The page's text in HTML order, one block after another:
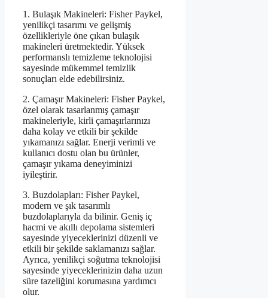
1. Bulaşık Makineleri: Fisher Paykel,
yenilikçi tasarımı ve gelişmiş
özellikleriyle öne çıkan bulaşık
makineleri üretmektedir. Yüksek
performanslı temizleme teknolojisi
sayesinde mükemmel temizlik
sonuçları elde edebilirsiniz.
2. Çamaşır Makineleri: Fisher Paykel,
özel olarak tasarlanmış çamaşır
makineleriyle, kirli çamaşırlarınızı
daha kolay ve etkili bir şekilde
yıkamanızı sağlar. Enerji verimli ve
kullanıcı dostu olan bu ürünler,
çamaşır yıkama deneyiminizi
iyileştirir.
3. Buzdolapları: Fisher Paykel,
modern ve şık tasarımlı
buzdolaplarıyla da bilinir. Geniş iç
hacmi ve akıllı depolama sistemleri
sayesinde yiyeceklerinizi düzenli ve
etkili bir şekilde saklamanızı sağlar.
Ayrıca, yenilikçi soğutma teknolojisi
sayesinde yiyeceklerinizin daha uzun
süre tazeliğini korumasına yardımcı
olur.